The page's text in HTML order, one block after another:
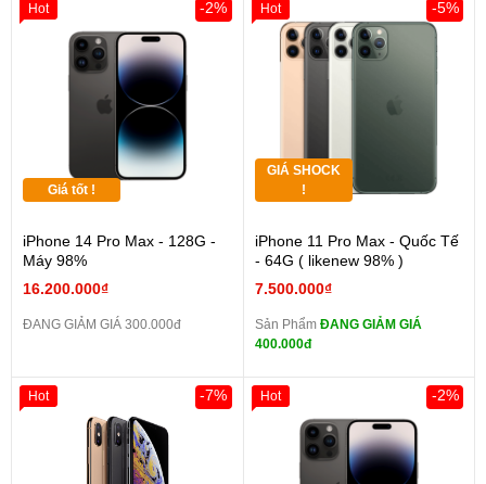
Giá tốt !
iPhone 14 Pro Max - 128G -
Máy 98%
16.200.000₫
-2%
ĐANG GIẢM GIÁ 300.000đ
Hot
GIÁ SHOCK
!
iPhone 11 Pro Max - Quốc Tế
- 64G ( likenew 98% )
7.500.000₫
-5%
Sản Phẩm ĐANG GIẢM GIÁ
400.000đ
Hot
-7%
Hot -2%
Hot